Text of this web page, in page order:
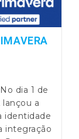
dia 1 de
lançou a
identidade
integração